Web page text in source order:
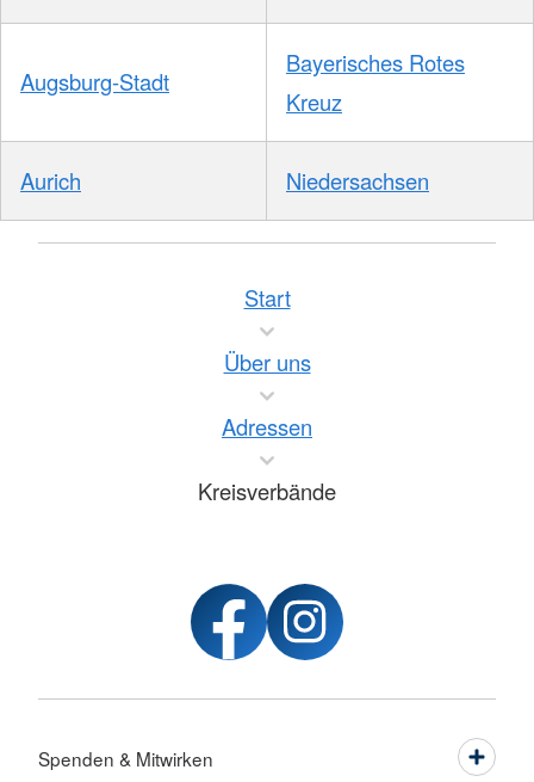
Augsburg-Stadt
Bayerisches Rotes
Kreuz
Aurich Niedersachsen
Start
Über uns
Adressen
Kreisverbände
Spenden & Mitwirken